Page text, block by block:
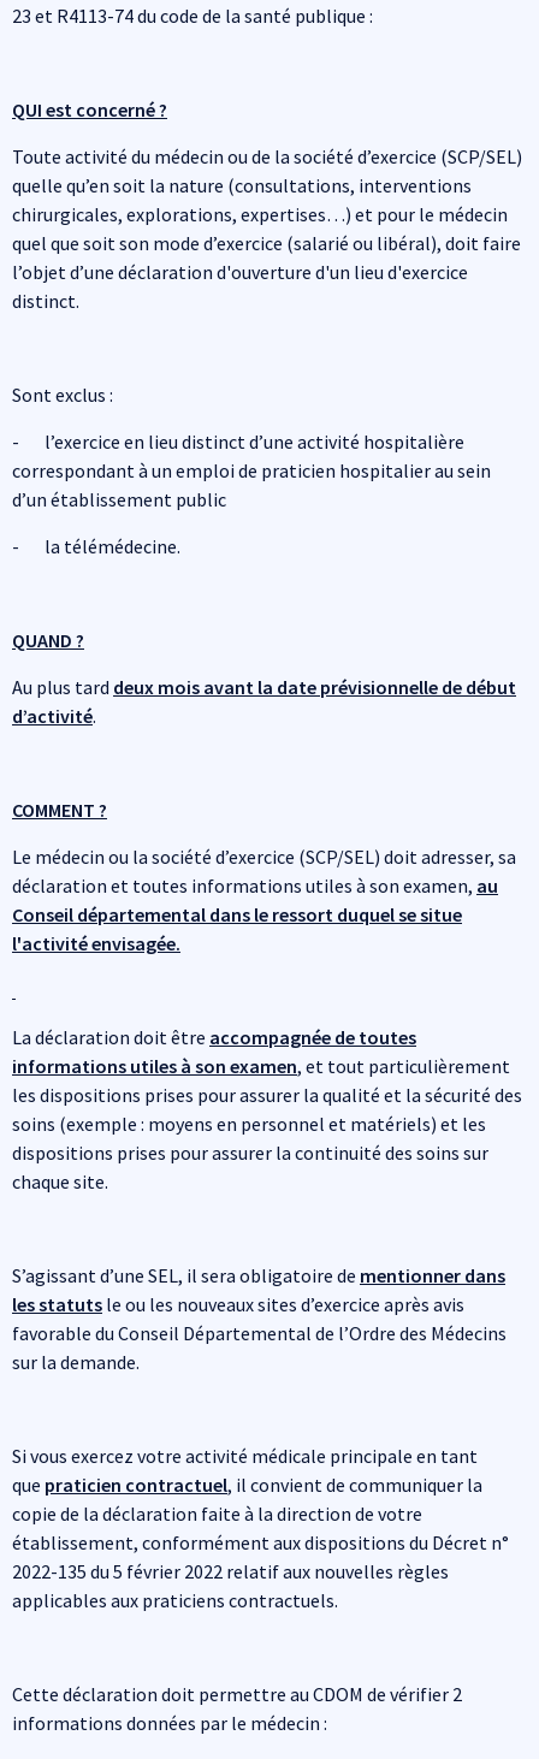
23 et R4113-74 du code de la santé publique :
QUI est concerné ?
Toute activité du médecin ou de la société d’exercice (SCP/SEL)
quelle qu’en soit la nature (consultations, interventions
chirurgicales, explorations, expertises…) et pour le médecin
quel que soit son mode d’exercice (salarié ou libéral), doit faire
l’objet d’une déclaration d'ouverture d'un lieu d'exercice
distinct.
Sont exclus :
- l’exercice en lieu distinct d’une activité hospitalière
correspondant à un emploi de praticien hospitalier au sein
d’un établissement public
- la télémédecine.
QUAND ?
Au plus tard deux mois avant la date prévisionnelle de début
d’activité.
COMMENT ?
Le médecin ou la société d’exercice (SCP/SEL) doit adresser, sa
déclaration et toutes informations utiles à son examen, au
Conseil départemental dans le ressort duquel se situe
l'activité envisagée.
La déclaration doit être accompagnée de toutes
informations utiles à son examen, et tout particulièrement
les dispositions prises pour assurer la qualité et la sécurité des
soins (exemple : moyens en personnel et matériels) et les
dispositions prises pour assurer la continuité des soins sur
chaque site.
S’agissant d’une SEL, il sera obligatoire de mentionner dans
les statuts le ou les nouveaux sites d’exercice après avis
favorable du Conseil Départemental de l’Ordre des Médecins
sur la demande.
Si vous exercez votre activité médicale principale en tant
que praticien contractuel, il convient de communiquer la
copie de la déclaration faite à la direction de votre
établissement, conformément aux dispositions du Décret n°
2022-135 du 5 février 2022 relatif aux nouvelles règles
applicables aux praticiens contractuels.
Cette déclaration doit permettre au CDOM de vérifier 2
informations données par le médecin :